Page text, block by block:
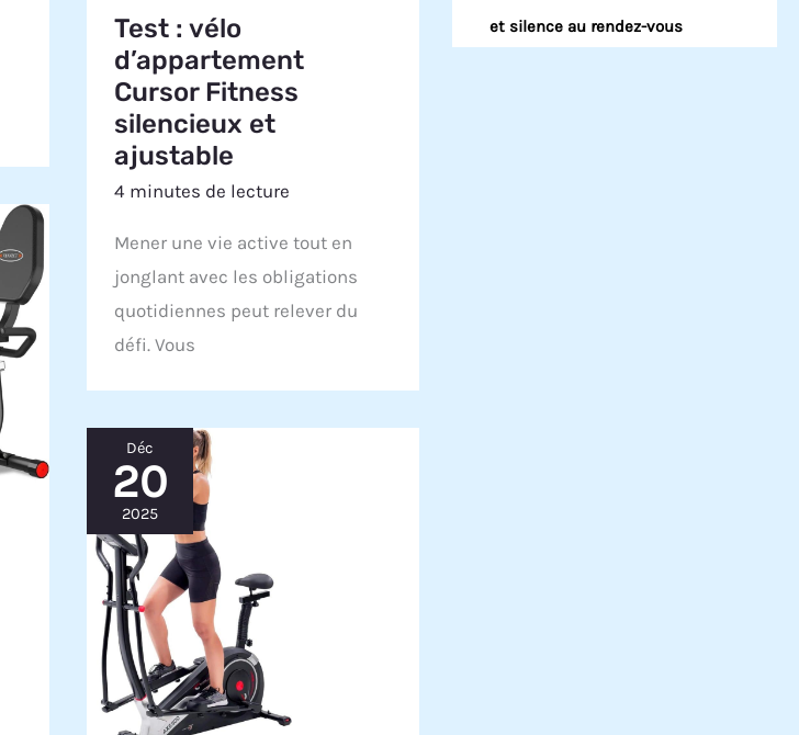
Test : vélo
d’appartement
Cursor Fitness
silencieux et
ajustable
4 minutes de lecture
Mener une vie active tout en
jonglant avec les obligations
quotidiennes peut relever du
défi. Vous
Déc
20
2025
et silence au rendez-vous